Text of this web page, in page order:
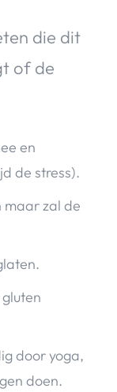
die dit
of de
en
de stress).
maar zal de
door yoga,
doen.